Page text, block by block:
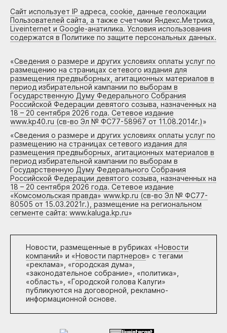
Сайт использует IP адреса, cookie, данные геолокации
Пользователей сайта, а также счетчики Яндекс.Метрика,
Liveinternet и Google-анатилика. Условия использования
содержатся в Политике по защите персональных данных.
«Сведения о размере и других условиях оплаты услуг по
размещению на страницах сетевого издания для
размещения предвыборных, агитационных материалов в
период избирательной кампании по выборам в
Государственную Думу Федерального Собрания
Российской Федерации девятого созыва, назначенных на
18 – 20 сентября 2026 года. Сетевое издание
www.kp40.ru (св-во Эл № ФС77-58967 от 11.08.2014г.)»
«Сведения о размере и других условиях оплаты услуг по
размещению на страницах сетевого издания для
размещения предвыборных, агитационных материалов в
период избирательной кампании по выборам в
Государственную Думу Федерального Собрания
Российской Федерации девятого созыва, назначенных на
18 – 20 сентября 2026 года. Сетевое издание
«Комсомольская правда» www.kp.ru (св-во Эл № ФС77-
80505 от 15.03.2021г.), размещение на региональном
сегменте сайта: www.kaluga.kp.ru»
Новости, размещенные в рубриках «Новости
компаний» и «Новости партнеров» с тегами
«реклама», «городская дума»,
«законодательное собрание», «политика»,
«область», «Городской голова Калуги»
публикуются на договорной, рекламно-
информационной основе.